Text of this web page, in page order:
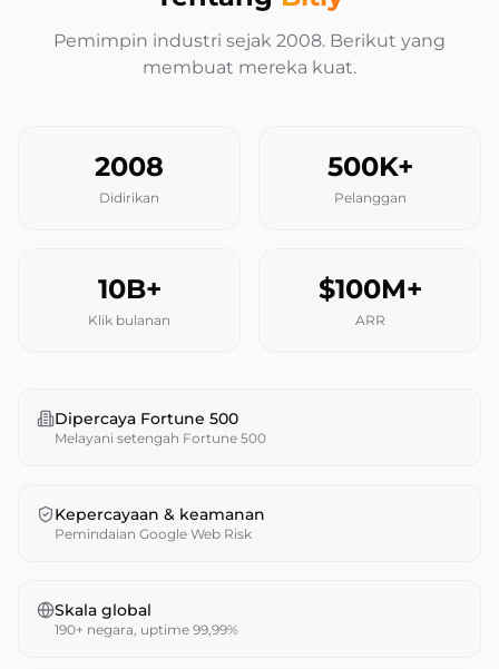
Pemimpin industri sejak 2008. Berikut yang
membuat mereka kuat.
2008
Didirikan
500K+
Pelanggan
10B+
Klik bulanan
$100M+
ARR
Dipercaya Fortune 500
Melayani setengah Fortune 500
Kepercayaan & keamanan
Pemindaian Google Web Risk
Skala global
190+ negara, uptime 99,99%